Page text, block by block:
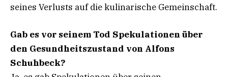
seines Verlusts auf die kulinarische Gemeinschaft.
Gab es vor seinem Tod Spekulationen über
den Gesundheitszustand von Alfons
Schuhbeck?